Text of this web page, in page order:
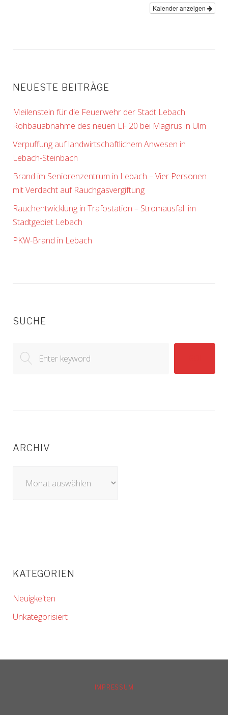
Kalender anzeigen
NEUESTE BEITRÄGE
Meilenstein für die Feuerwehr der Stadt Lebach:
Rohbauabnahme des neuen LF 20 bei Magirus in Ulm
Verpuffung auf landwirtschaftlichem Anwesen in
Lebach-Steinbach
Brand im Seniorenzentrum in Lebach – Vier Personen
mit Verdacht auf Rauchgasvergiftung
Rauchentwicklung in Trafostation – Stromausfall im
Stadtgebiet Lebach
PKW-Brand in Lebach
SUCHE
Search
for:
ARCHIV
KATEGORIEN
Neuigkeiten
Unkategorisiert
IMPRESSUM